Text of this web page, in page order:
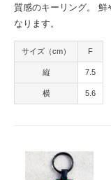
質感のキーリング。 鮮
なります。
サイズ（cm） F
縦 7.5
横 5.6